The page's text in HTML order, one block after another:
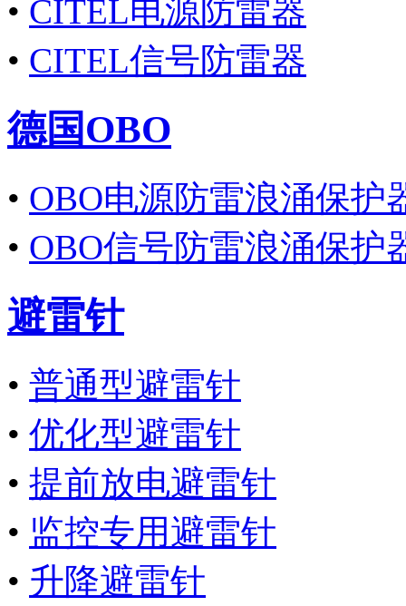
• CITEL电源防雷器
• CITEL信号防雷器
德国OBO
• OBO电源防雷浪涌保护
• OBO信号防雷浪涌保护
避雷针
• 普通型避雷针
• 优化型避雷针
• 提前放电避雷针
• 监控专用避雷针
• 升降避雷针